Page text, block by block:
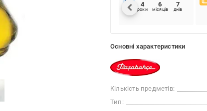
4
роки
6
місяців
7
днів
Основні характеристики
Кількість предметів:
Тип: